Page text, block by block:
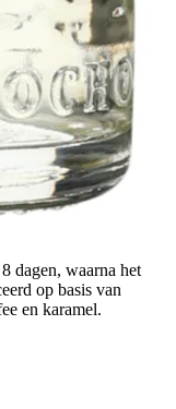
dagen, waarna het
op basis van
en karamel.